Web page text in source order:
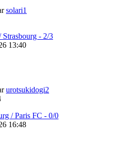
solari1
Strasbourg - 2/3
13:40
urotsukidogi2
/ Paris FC - 0/0
16:48